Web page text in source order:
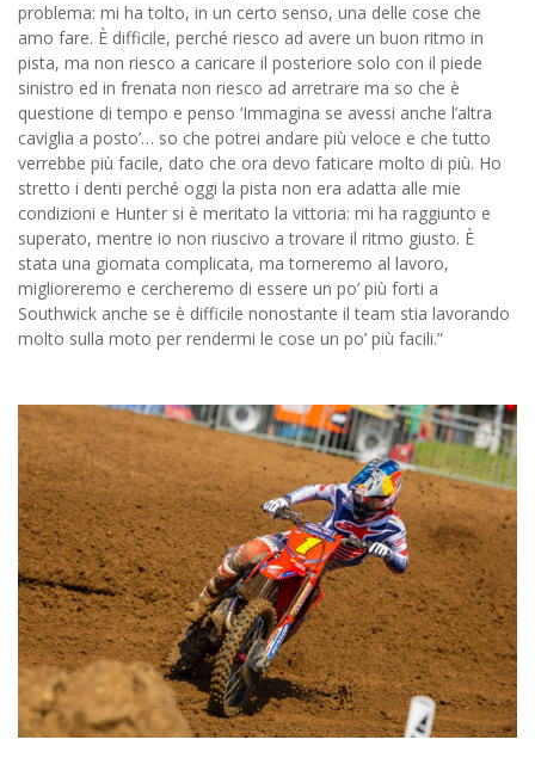
problema: mi ha tolto, in un certo senso, una delle cose che
amo fare. È difficile, perché riesco ad avere un buon ritmo in
pista, ma non riesco a caricare il posteriore solo con il piede
sinistro ed in frenata non riesco ad arretrare ma so che è
questione di tempo e penso ‘Immagina se avessi anche l’altra
caviglia a posto’… so che potrei andare più veloce e che tutto
verrebbe più facile, dato che ora devo faticare molto di più. Ho
stretto i denti perché oggi la pista non era adatta alle mie
condizioni e Hunter si è meritato la vittoria: mi ha raggiunto e
superato, mentre io non riuscivo a trovare il ritmo giusto. È
stata una giornata complicata, ma torneremo al lavoro,
miglioreremo e cercheremo di essere un po’ più forti a
Southwick anche se è difficile nonostante il team stia lavorando
molto sulla moto per rendermi le cose un po’ più facili.”